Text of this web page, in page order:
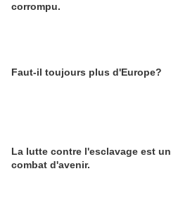
corrompu.
Faut-il toujours plus d'Europe?
La lutte contre l'esclavage est un
combat d'avenir.